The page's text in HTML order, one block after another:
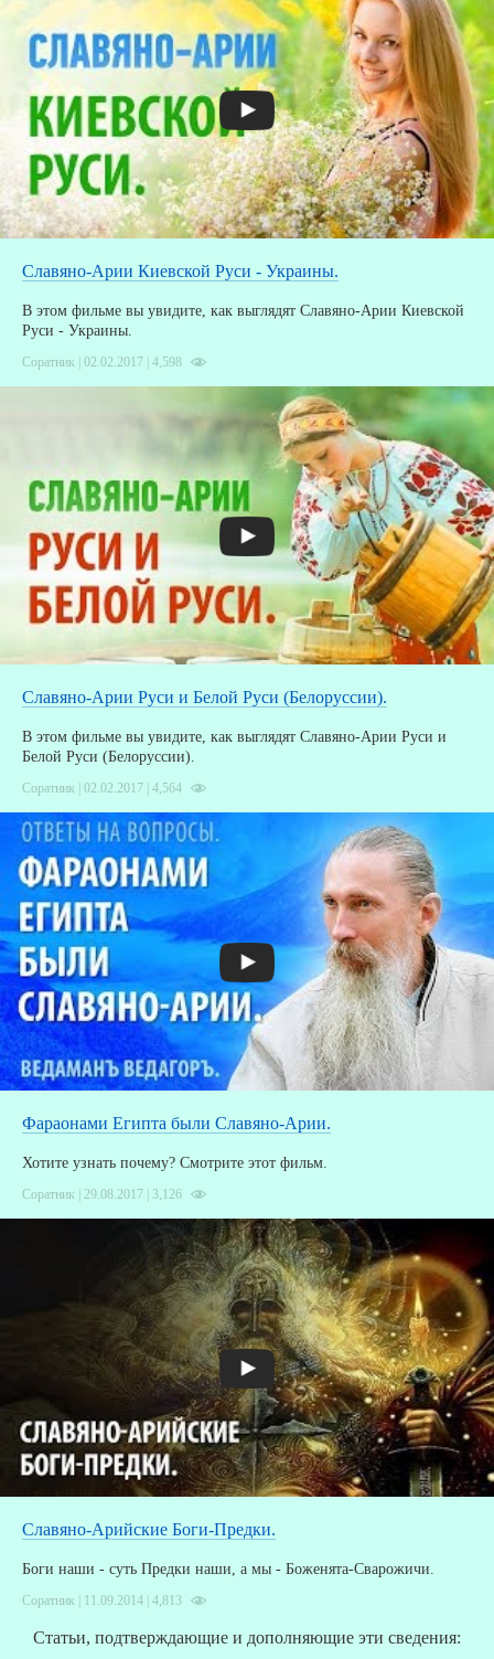
Славяно-Арии Киевской Руси - Украины.
В этом фильме вы увидите, как выглядят Славяно-Арии Киевской
Руси - Украины.
Соратник | 02.02.2017 | 4,598
Славяно-Арии Руси и Белой Руси (Белоруссии).
В этом фильме вы увидите, как выглядят Славяно-Арии Руси и
Белой Руси (Белоруссии).
Соратник | 02.02.2017 | 4,564
Фараонами Египта были Славяно-Арии.
Хотите узнать почему? Смотрите этот фильм.
Соратник | 29.08.2017 | 3,126
Славяно-Арийские Боги-Предки.
Боги наши - суть Предки наши, а мы - Боженята-Сварожичи.
Соратник | 11.09.2014 | 4,813
Статьи, подтверждающие и дополняющие эти сведения: